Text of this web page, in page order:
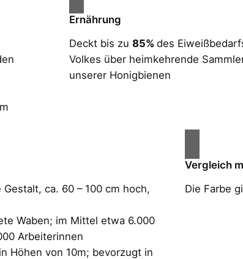
Ernährung
Deckt bis zu 85% des
Volkes über heimkehrende
unserer Honigbienen
ca. 60 – 100 cm hoch,
Waben; im Mittel etwa 6.000
Arbeiterinnen
Höhen von 10m; bevorzugt in
Vergleich
Die Farbe